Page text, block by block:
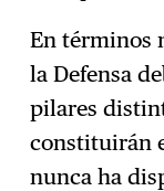
En términos
la Defensa
pilares
constituirán
nunca ha